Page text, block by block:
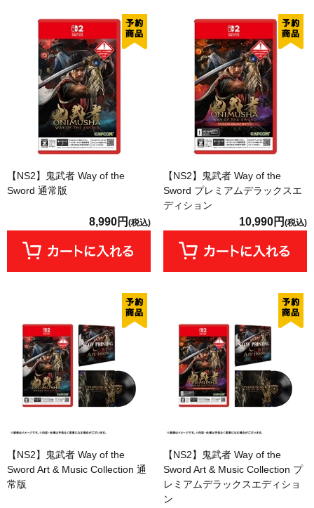
【NS2】鬼武者 Way of the
Sword 通常版
8,990円 (税込)
【NS2】鬼武者 Way of the
Sword プレミアムデラックスエ
ディション
10,990円 (税込)
【NS2】鬼武者 Way of the
Sword Art & Music Collection 通
常版
【NS2】鬼武者 Way of the
Sword Art & Music Collection プ
レミアムデラックスエディショ
ン